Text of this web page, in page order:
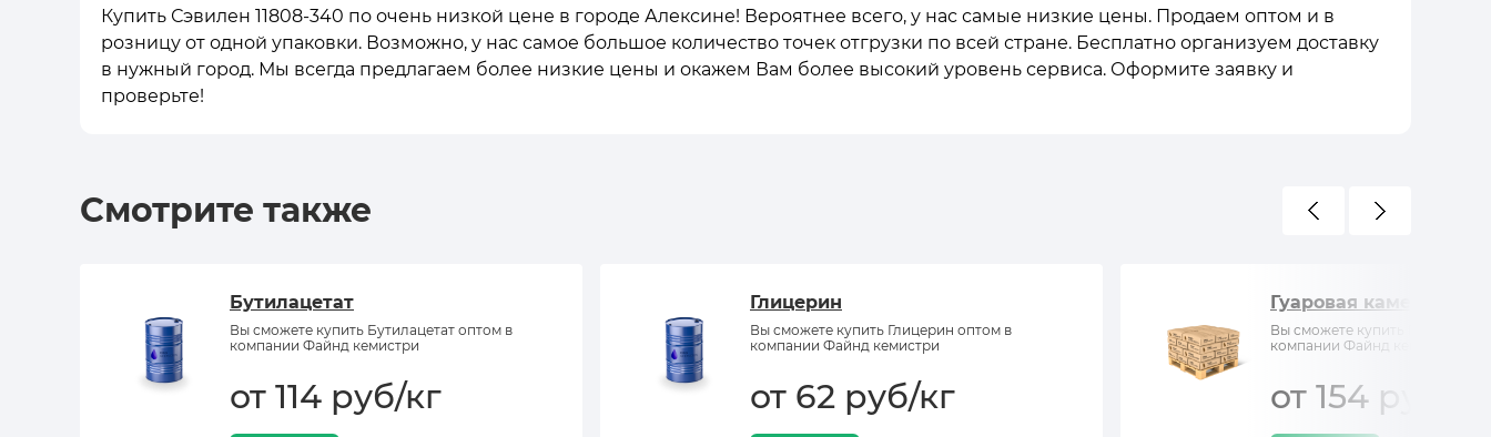
Купить Сэвилен 11808-340 по очень низкой цене в городе Алексине! Вероятнее всего, у нас самые низкие цены. Продаем оптом и в
розницу от одной упаковки. Возможно, у нас самое большое количество точек отгрузки по всей стране. Бесплатно организуем доставку
в нужный город. Мы всегда предлагаем более низкие цены и окажем Вам более высокий уровень сервиса. Оформите заявку и
проверьте!
Смотрите также
Бутилацетат
Вы сможете купить Бутилацетат оптом в
компании Файнд кемистри
от 114 руб/кг
Глицерин
Вы сможете купить Глицерин оптом в
компании Файнд кемистри
от 62 руб/кг
Гуаровая камедь
Вы сможете купить Гуаровая
компании Файнд кемистри
от 154 руб/кг